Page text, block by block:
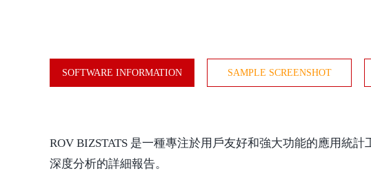
SOFTWARE INFORMATION SAMPLE SCREENSHOT
ROV BIZSTATS 是一種專注於用戶友好和強大功能的應用統
深度分析的詳細報告。